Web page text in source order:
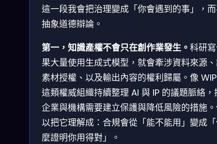
這一段我會把治理變成「你會遇到的事」，
抽象道德辯論。
第一，知識產權不會只在創作業發生。 科研
果大量使用生成式模型，就會牽涉資料來源
素材授權、以及輸出內容的權利歸屬。像
這類權威組織持續整理 AI 與 IP 的議題脈絡，
企業與機構需要建立保護與降低風險的措施
以把它理解成：合規會從「能不能用」變成
麼證明你用得對」。